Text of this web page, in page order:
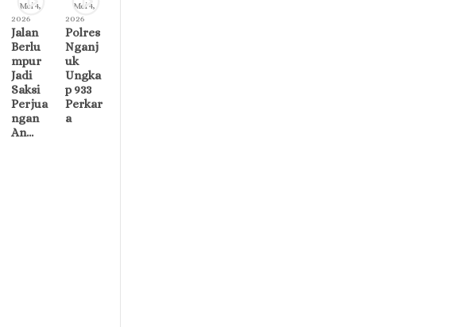
Mei 4,
2026
Jalan
Berlu
mpur
Jadi
Saksi
Perjua
ngan
An…
Mei 4,
2026
Polres
Nganj
uk
Ungka
p 933
Perkar
a